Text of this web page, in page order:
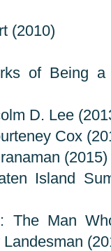
(2010)
of Being a
D. Lee
Cox
(2015)
Island
The Man